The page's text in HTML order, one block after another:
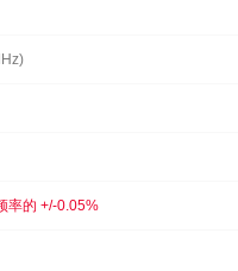
率的 +/-0.05%